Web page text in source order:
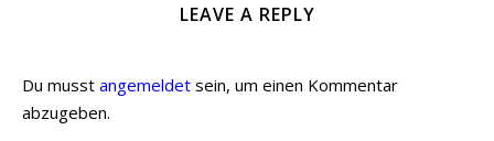
LEAVE A REPLY
Du musst angemeldet sein, um einen Kommentar
abzugeben.